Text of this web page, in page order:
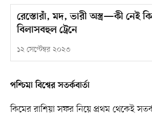
রেস্তোরাঁ, মদ, ভারী অস্ত্র—কী নেই
বিলাসবহুল ট্রেনে
১২ সেপ্টেম্বর ২০২৩
পশ্চিমা বিশ্বের সতর্কবার্তা
কিমের রাশিয়া সফর নিয়ে প্রথম থেকেই